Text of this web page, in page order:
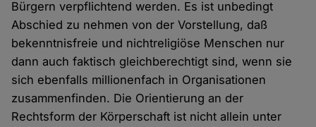
Bürgern verpflichtend werden. Es ist unbedingt
Abschied zu nehmen von der Vorstellung, daß
bekenntnisfreie und nichtreligiöse Menschen nur
dann auch faktisch gleichberechtigt sind, wenn sie
sich ebenfalls millionenfach in Organisationen
zusammenfinden. Die Orientierung an der
Rechtsform der Körperschaft ist nicht allein unter